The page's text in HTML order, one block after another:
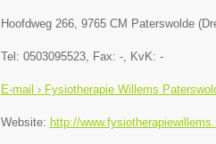
Hoofdweg 266, 9765 CM Paterswolde(
Tel: 0503095523, Fax: -, KvK: -
E-mail › Fysiotherapie Willems
Website: http://